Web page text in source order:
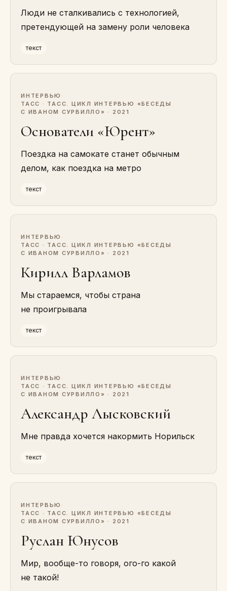
Люди не сталкивались с технологией,
претендующей на замену роли человека
текст
ИНТЕРВЬЮ ·
ТАСС · ТАСС. ЦИКЛ ИНТЕРВЬЮ «БЕСЕДЫ
С ИВАНОМ СУРВИЛЛО» · 2021
Основатели «Юрент»
Поездка на самокате станет обычным
делом, как поездка на метро
текст
ИНТЕРВЬЮ ·
ТАСС · ТАСС. ЦИКЛ ИНТЕРВЬЮ «БЕСЕДЫ
С ИВАНОМ СУРВИЛЛО» · 2021
Кирилл Варламов
Мы стараемся, чтобы страна
не проигрывала
текст
ИНТЕРВЬЮ ·
ТАСС · ТАСС. ЦИКЛ ИНТЕРВЬЮ «БЕСЕДЫ
С ИВАНОМ СУРВИЛЛО» · 2021
Александр Лысковский
Мне правда хочется накормить Норильск
текст
ИНТЕРВЬЮ ·
ТАСС · ТАСС. ЦИКЛ ИНТЕРВЬЮ «БЕСЕДЫ
С ИВАНОМ СУРВИЛЛО» · 2021
Руслан Юнусов
Мир, вообще-то говоря, ого-го какой
не такой!